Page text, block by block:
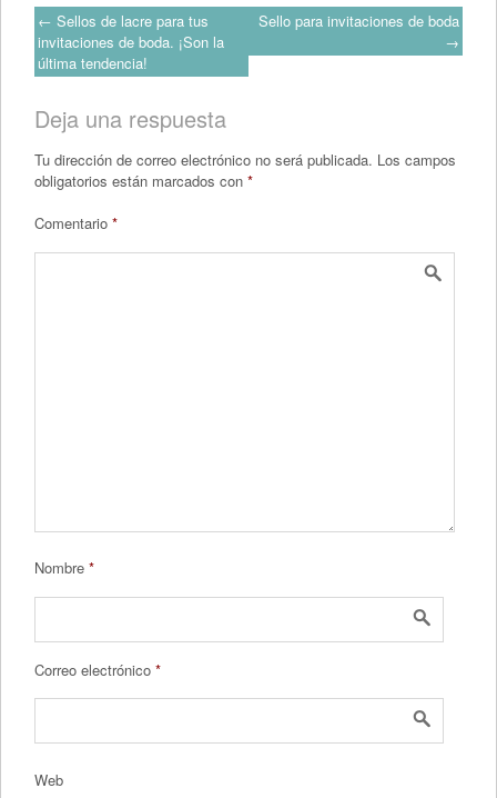
Post
navigation
← Sellos de lacre para tus
invitaciones de boda. ¡Son la
última tendencia!
Sello para invitaciones de boda
→
Deja una respuesta
Tu dirección de correo electrónico no será publicada. Los campos
obligatorios están marcados con *
Comentario *
Nombre *
Correo electrónico *
Web